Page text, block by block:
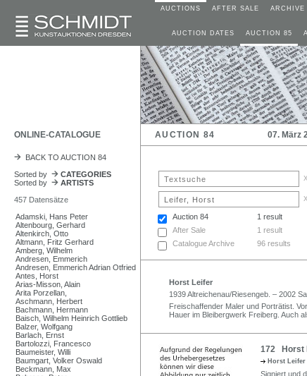
AUCTIONS AFTER SALE ARCHIVE
AUCTION DATES AUCTION 85
ONLINE-CATALOGUE AUCTION 84 07. März
BACK TO AUCTION 84
Sorted by
CATEGORIES
Sorted by
ARTISTS
457 Datensätze
Adamski, Hans Peter
Altenbourg, Gerhard
Altenkirch, Otto
Altmann, Fritz Gerhard
Amberg, Wilhelm
Andresen, Emmerich
Andresen, Emmerich Adrian Otfried
Antes, Horst
Arias-Misson, Alain
Arita Porzellan,
Aschmann, Herbert
Bachmann, Hermann
Baisch, Wilhelm Heinrich Gottlieb
Balzer, Wolfgang
Barlach, Ernst
Bartolozzi, Francesco
Baumeister, Willi
Baumgart, Volker Oswald
Beckmann, Max
x
x
Auction 84
1 result
After Sale
1 result
Catalogue Archive
96 results
Horst Leifer
1939 Altreichenau/Riesengeb. – 2002
Freischaffender Maler und Porträtist.
Hauer im Bleibergwerk Freiberg. Auch
172 Horst
Horst Leifer
Signiert und